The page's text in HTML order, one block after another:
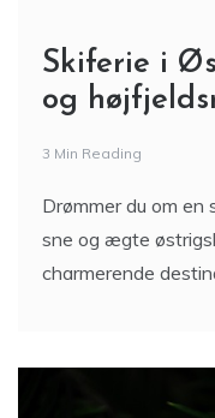
Skiferie i
og
3 Min Reading
Drømmer du om en
sne og ægte
charmerende